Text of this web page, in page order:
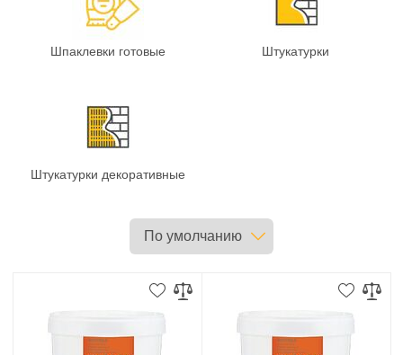
Шпаклевки готовые Штукатурки
Штукатурки декоративные